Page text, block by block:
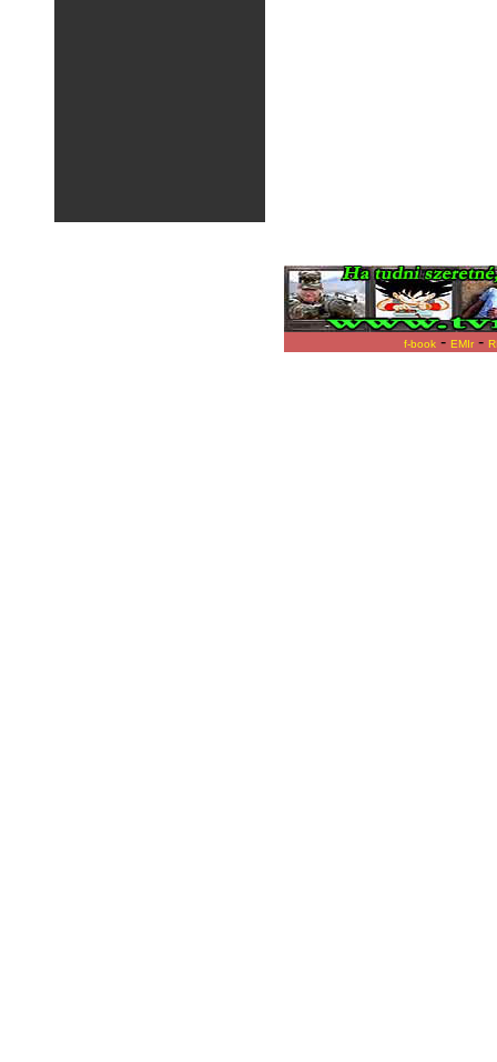
f-book - EMIr -